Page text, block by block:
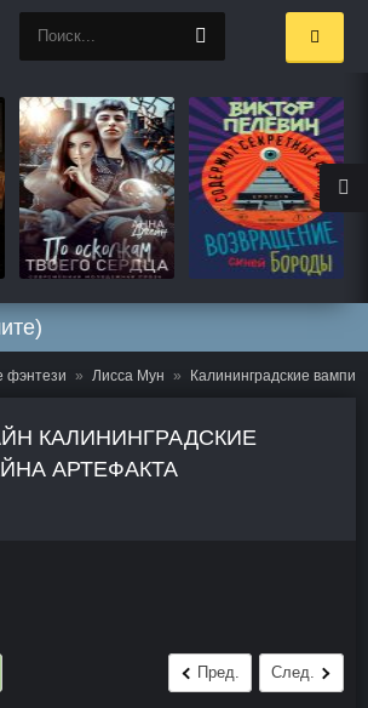
фэнтези Лисса Мун Калининградские
КАЛИНИНГРАДСКИЕ
АРТЕФАКТА
Пред. След.